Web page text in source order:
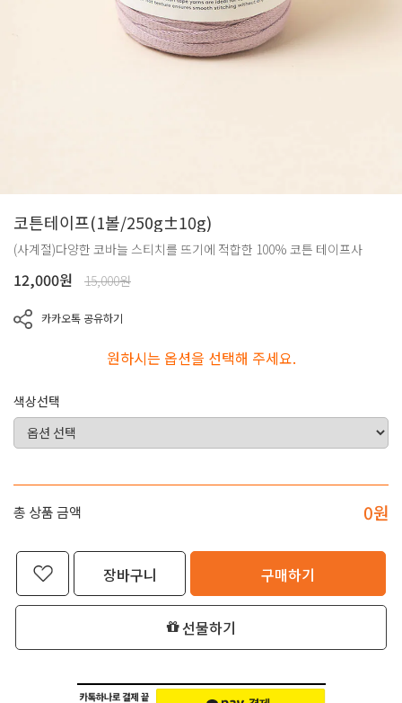
코튼테이프(1볼/250g±10g)
(사계절)다양한 코바늘 스티치를 뜨기에 적합한 100% 코튼 테이프사
12,000원 15,000원
카카오톡 공유하기
원하시는 옵션을 선택해 주세요.
색상선택
총 상품 금액 0원
장바구니 구매하기
선물하기